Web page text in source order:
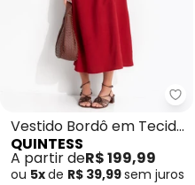
Vestido Bordô em Tecido
de Alfaiataria
QUINTESS
A partir deR$ 199,99
ou 5xde R$ 39,99sem juros